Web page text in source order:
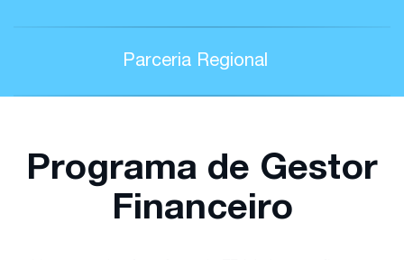
Parceria Regional
Programa de Gestor
Financeiro